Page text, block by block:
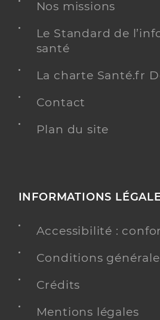
Nos missions
Le Standard de
santé
La charte Santé.fr
Contact
Plan du site
INFORMATIONS
Accessibilité :
Conditions
Crédits
Mentions légales